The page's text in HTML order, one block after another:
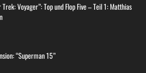
Trek: Voyager”: Top und Flop Five – Teil 1: Matthias
“Superman 15”